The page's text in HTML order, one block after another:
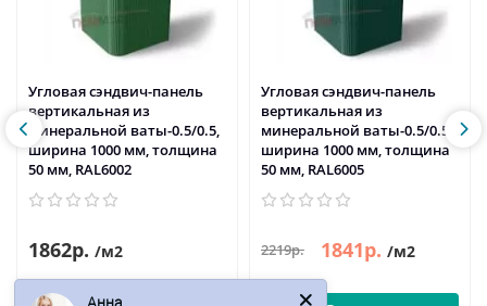
Угловая сэндвич-панель
вертикальная из
минеральной ваты-0.5/0.5,
ширина 1000 мм, толщина
50 мм, RAL6002
1862р. /м2
Угловая сэндвич-панель
вертикальная из
минеральной ваты-0.5/0.5,
ширина 1000 мм, толщина
50 мм, RAL6005
2219р. 1841р. /м2